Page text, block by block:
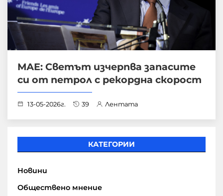
МАЕ: Светът изчерпва запасите
си от петрол с рекордна скорост
13-05-2026г. 39 Лентата
КАТЕГОРИИ
Новини
Обществено мнение